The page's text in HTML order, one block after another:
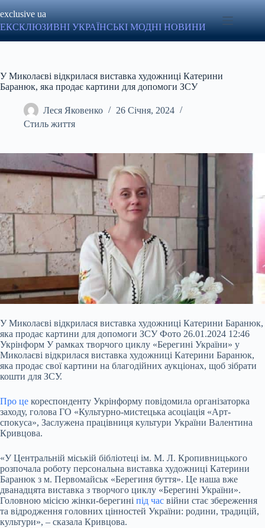
до
вмісту
exclusive ua
ЕКСКЛЮЗИВНІ УКРАЇНСЬКІ МОДНІ НОВИНИ
У Миколаєві відкрилася виставка художниці Катерини
Баранюк, яка продає картини для допомоги ЗСУ
Леся Яковенко
26 Січня, 2024
Стиль життя
У Миколаєві відкрилася виставка художниці Катерини Баранюк,
яка продає картини для допомоги ЗСУ Фото 26.01.2024 12:46
Укрінформ У рамках творчого циклу «Берегині України» у
Миколаєві відкрилася виставка художниці Катерини Баранюк,
яка продає свої картини на благодійних аукціонах, щоб зібрати
кошти для ЗСУ.
Про це кореспонденту Укрінформу повідомила організаторка
заходу, голова ГО «Культурно-мистецька асоціація «Арт-
спокуса», Заслужена працівниця культури України Валентина
Кривцова.
«У Центральній міській бібліотеці ім. М. Л. Кропивницького
розпочала роботу персональна виставка художниці Катерини
Баранюк з м. Первомайськ «Берегиня буття». Це наша вже
дванадцята виставка з творчого циклу «Берегині України».
Головною місією жінки-берегині під час війни стає збереження
та відродження головних цінностей України: родини, традицій,
культури», – сказала Кривцова.